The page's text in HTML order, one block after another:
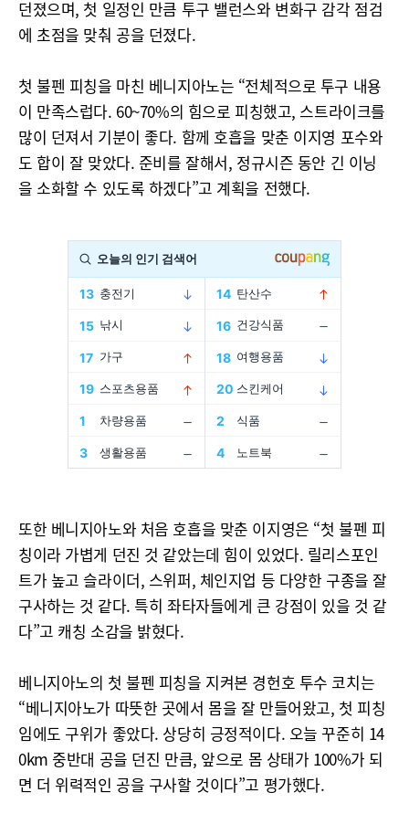
던졌으며, 첫 일정인 만큼 투구 밸런스와 변화구 감각 점검
에 초점을 맞춰 공을 던졌다.
첫 불펜 피칭을 마친 베니지아노는 “전체적으로 투구 내용
이 만족스럽다. 60~70%의 힘으로 피칭했고, 스트라이크를
많이 던져서 기분이 좋다. 함께 호흡을 맞춘 이지영 포수와
도 합이 잘 맞았다. 준비를 잘해서, 정규시즌 동안 긴 이닝
을 소화할 수 있도록 하겠다”고 계획을 전했다.
또한 베니지아노와 처음 호흡을 맞춘 이지영은 “첫 불펜 피
칭이라 가볍게 던진 것 같았는데 힘이 있었다. 릴리스포인
트가 높고 슬라이더, 스위퍼, 체인지업 등 다양한 구종을 잘
구사하는 것 같다. 특히 좌타자들에게 큰 강점이 있을 것 같
다”고 캐칭 소감을 밝혔다.
베니지아노의 첫 불펜 피칭을 지켜본 경헌호 투수 코치는
“베니지아노가 따뜻한 곳에서 몸을 잘 만들어왔고, 첫 피칭
임에도 구위가 좋았다. 상당히 긍정적이다. 오늘 꾸준히 14
0km 중반대 공을 던진 만큼, 앞으로 몸 상태가 100%가 되
면 더 위력적인 공을 구사할 것이다”고 평가했다.